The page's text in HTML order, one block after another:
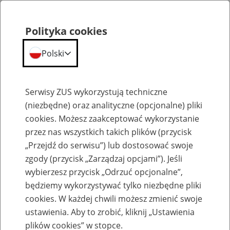
Szkolenia
Zaproś ZUS do siebie: Aktywni 50+
Polityka cookies
Polski
Serwisy ZUS wykorzystują techniczne
(niezbędne) oraz analityczne (opcjonalne) pliki
cookies. Możesz zaakceptować wykorzystanie
przez nas wszystkich takich plików (przycisk
„Przejdź do serwisu”) lub dostosować swoje
zgody (przycisk „Zarządzaj opcjami”). Jeśli
wybierzesz przycisk „Odrzuć opcjonalne”,
będziemy wykorzystywać tylko niezbędne pliki
cookies. W każdej chwili możesz zmienić swoje
ustawienia. Aby to zrobić, kliknij „Ustawienia
plików cookies” w stopce.